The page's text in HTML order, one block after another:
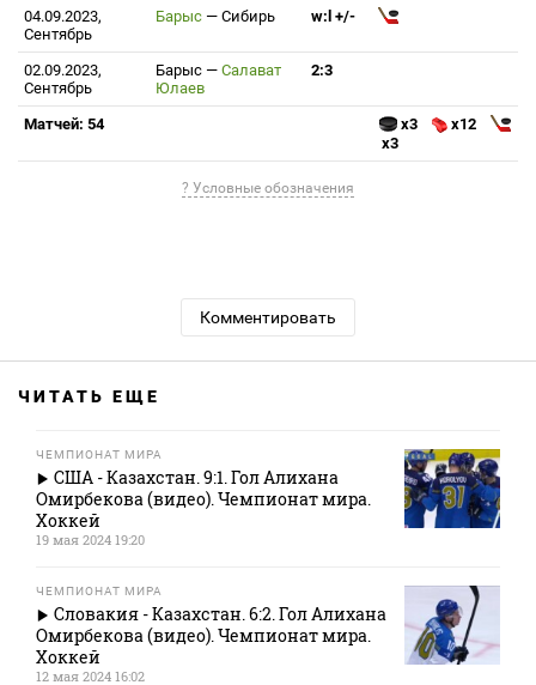
04.09.2023,
Сентябрь
Барыс — Сибирь w:l +/-
02.09.2023,
Сентябрь
Барыс — Салават
Юлаев
2:3
Матчей: 54 x3
x12
x3
? Условные обозначения
Комментировать
ЧИТАТЬ ЕЩЕ
ЧЕМПИОНАТ МИРА
США - Казахстан. 9:1. Гол Алихана
Омирбекова (видео). Чемпионат мира.
Хоккей
19 мая 2024 19:20
ЧЕМПИОНАТ МИРА
Словакия - Казахстан. 6:2. Гол Алихана
Омирбекова (видео). Чемпионат мира.
Хоккей
12 мая 2024 16:02